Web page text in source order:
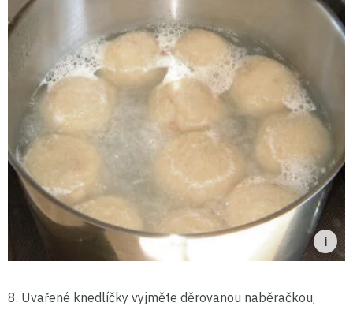
8. Uvařené knedlíčky vyjměte děrovanou naběračkou,